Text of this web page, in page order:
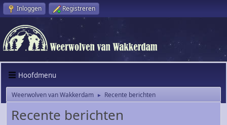
Inloggen Registreren
Hoofdmenu
Weerwolven van Wakkerdam ► Recente berichten
Recente berichten